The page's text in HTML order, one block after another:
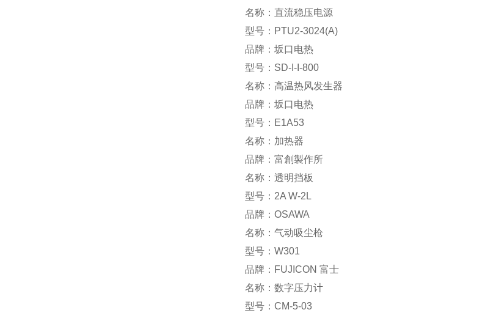
名称：直流稳压电源
型号：PTU2-3024(A)
品牌：坂口电热
型号：SD-I-I-800
名称：高温热风发生器
品牌：坂口电热
型号：E1A53
名称：加热器
品牌：富創製作所
名称：透明挡板
型号：2A W-2L
品牌：OSAWA
名称：气动吸尘枪
型号：W301
品牌：FUJICON 富士
名称：数字压力计
型号：CM-5-03